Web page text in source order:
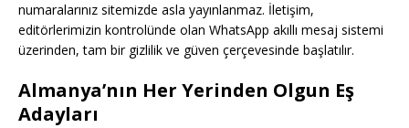
numaralarınız sitemizde asla yayınlanmaz. İletişim,
editörlerimizin kontrolünde olan WhatsApp akıllı mesaj sistemi
üzerinden, tam bir gizlilik ve güven çerçevesinde başlatılır.
Almanya’nın Her Yerinden Olgun Eş
Adayları